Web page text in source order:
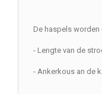
De haspels worden
- Lengte van de
- Ankerkous an de